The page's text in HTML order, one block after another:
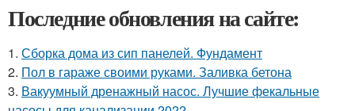
Последние обновления на сайте:
1. Сборка дома из сип панелей. Фундамент
2. Пол в гараже своими руками. Заливка бетона
3. Вакуумный дренажный насос. Лучшие фекальные